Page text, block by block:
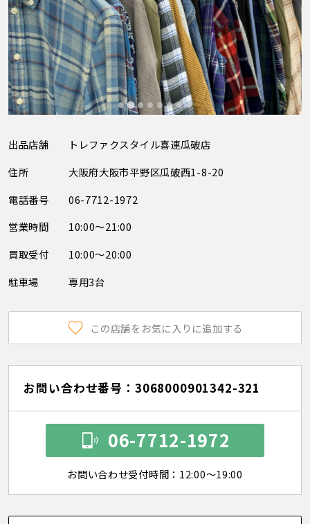
出品店舗
トレファクスタイル喜連瓜破店
住所
大阪府大阪市平野区瓜破西1-8-20
電話番号
06-7712-1972
営業時間
10:00～21:00
買取受付
10:00～20:00
駐車場
専用3台
この店舗をお気に入りに追加する
お問い合わせ番号：3068000901342-321
06-7712-1972
お問い合わせ受付時間：12:00～19:00